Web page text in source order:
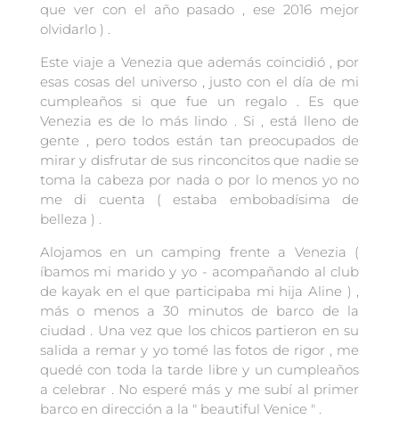
que ver con el año pasado , ese 2016 mejor
olvidarlo ) .
Este viaje a Venezia que además coincidió , por
esas cosas del universo , justo con el día de mi
cumpleaños si que fue un regalo . Es que
Venezia es de lo más lindo . Si , está lleno de
gente , pero todos están tan preocupados de
mirar y disfrutar de sus rinconcitos que nadie se
toma la cabeza por nada o por lo menos yo no
me di cuenta ( estaba embobadísima de
belleza ) .
Alojamos en un camping frente a Venezia (
íbamos mi marido y yo - acompañando al club
de kayak en el que participaba mi hija Aline ) ,
más o menos a 30 minutos de barco de la
ciudad . Una vez que los chicos partieron en su
salida a remar y yo tomé las fotos de rigor , me
quedé con toda la tarde libre y un cumpleaños
a celebrar . No esperé más y me subí al primer
barco en dirección a la " beautiful Venice " .